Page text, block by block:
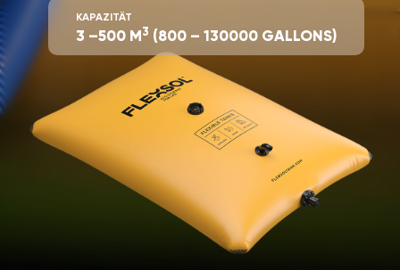
KAPAZITÄT
3 –500 М3 (800 – 130000 GALLONS)